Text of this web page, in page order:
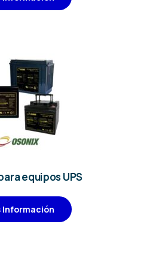
equipos UPS
Información